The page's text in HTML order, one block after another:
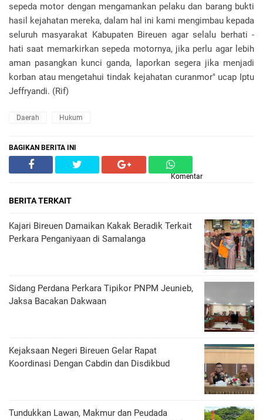
sepeda motor dengan mengamankan pelaku dan barang bukti
hasil kejahatan mereka, dalam hal ini kami mengimbau kepada
seluruh masyarakat Kabupaten Bireuen agar selalu berhati -
hati saat memarkirkan sepeda motornya, jika perlu agar lebih
aman pasangkan kunci ganda, laporkan segera jika menjadi
korban atau mengetahui tindak kejahatan curanmor" ucap Iptu
Jeffryandi. (Rif)
Daerah Hukum
BAGIKAN BERITA INI
Komentar
BERITA TERKAIT
Kajari Bireuen Damaikan Kakak Beradik Terkait
Perkara Penganiyaan di Samalanga
Sidang Perdana Perkara Tipikor PNPM Jeunieb,
Jaksa Bacakan Dakwaan
Kejaksaan Negeri Bireuen Gelar Rapat
Koordinasi Dengan Cabdin dan Disdikbud
Tundukkan Lawan, Makmur dan Peudada